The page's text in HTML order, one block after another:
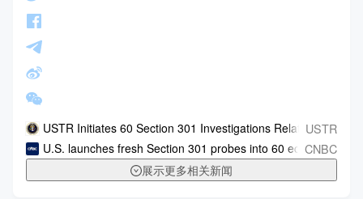
USTR Initiates 60 Section 301 Investigations Relating to
USTR
U.S. launches fresh Section 301 probes into 60 economies
CNBC
展示更多相关新闻